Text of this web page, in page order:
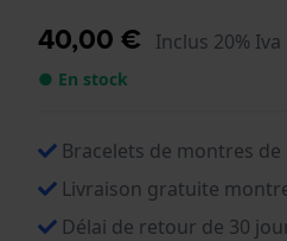
40,00 € Inclus 20% Iva
● En stock
Bracelets de montres
Livraison gratuite
Délai de retour de 30